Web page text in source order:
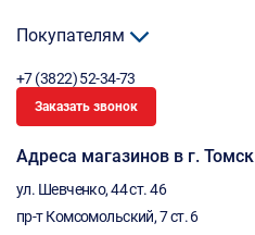
Покупателям
+7 (3822) 52-34-73
Заказать звонок
Адреса магазинов в г. Томск
ул. Шевченко, 44 ст. 46
пр-т Комсомольский, 7 ст. 6